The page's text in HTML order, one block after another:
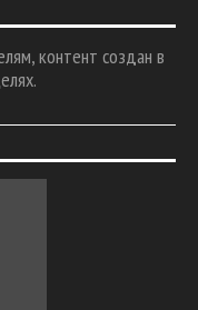
контент создан в